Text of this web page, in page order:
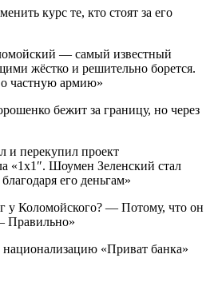
курс те, кто стоят за его
— самый известный
жёстко и решительно борется.
частную армию»
бежит за границу, но через
и перекупил проект
«1х1″. Шоумен Зеленский стал
его деньгам»
у Коломойского? — Потому, что он
Правильно»
«Приват банка»